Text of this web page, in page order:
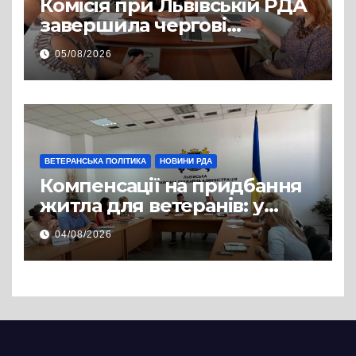
Комісія при Львівській РДА
завершила чергові
співбесіди та
рекомендувала кандидатів
на посади фахівців із
супроводу
05/08/2026
ВЕТЕРАНСЬКА ПОЛІТИКА НОВИНИ РДА
Компенсації на придбання
житла для ветеранів: у
Львівській РДА розглянули
нові заяви
04/08/2026